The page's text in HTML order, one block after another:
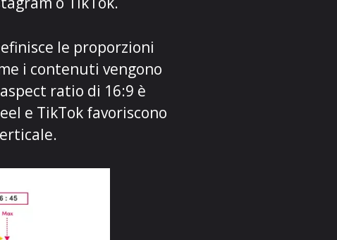
le proporzioni
i contenuti vengono
ratio di 16:9 è
e TikTok favoriscono